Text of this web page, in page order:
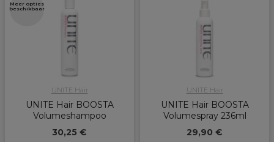
Meer opties
beschikbaar
UNITE Hair
UNITE Hair BOOSTA
Volumeshampoo
30,25 €
UNITE Hair
UNITE Hair BOOSTA
Volumespray 236ml
29,90 €